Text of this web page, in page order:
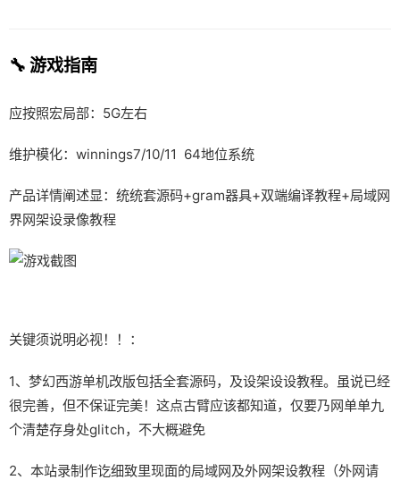
🔧 游戏指南
应按照宏局部：5G左右
维护模化：winnings7/10/11 64地位系统
产品详情阐述显：统统套源码+gram器具+双端编译教程+局域网
界网架设录像教程
关键须说明必视！！：
1、 梦幻西游单机改版包括全套源码，及设架设设教程。虽说已经
很完善，但不保证完美！这点古臂应该都知道，仅要乃网单单九
个清楚存身处glitch，不大概避免
2、本站录制作讫细致里现面的局域网及外网架设教程（外网请